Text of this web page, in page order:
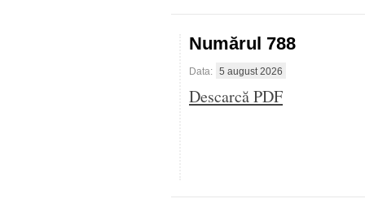
Numărul 788
Data: 5 august 2026
Descarcă PDF